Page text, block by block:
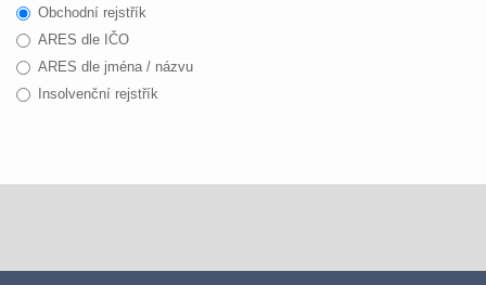
Obchodní rejstřík
ARES dle IČO
ARES dle jména / názvu
Insolvenční rejstřík